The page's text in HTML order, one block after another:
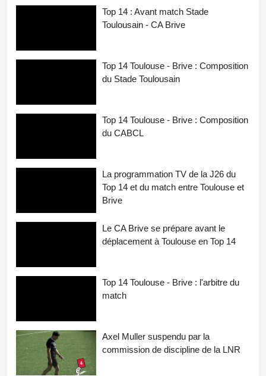
Top 14 : Avant match Stade
Toulousain - CA Brive
Top 14 Toulouse - Brive : Composition
du Stade Toulousain
Top 14 Toulouse - Brive : Composition
du CABCL
La programmation TV de la J26 du
Top 14 et du match entre Toulouse et
Brive
Le CA Brive se prépare avant le
déplacement à Toulouse en Top 14
Top 14 Toulouse - Brive : l'arbitre du
match
Axel Muller suspendu par la
commission de discipline de la LNR